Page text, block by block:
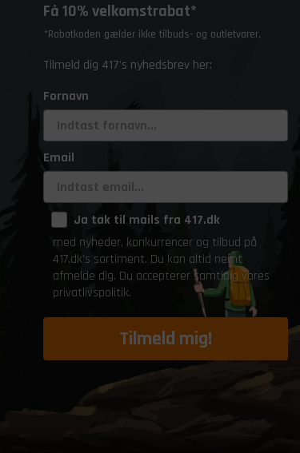
Få 10% velkomstrabat*
*Rabatkoden gælder ikke tilbuds- og outletvarer.
Tilmeld dig 417's nyhedsbrev her:
Fornavn
Email
Ja tak til mails fra 417.dk
med nyheder, konkurrencer og tilbud på
417.dk's sortiment. Du kan altid nemt
afmelde dig. Du accepterer samtidig vores
privatlivspolitik.
Tilmeld mig!